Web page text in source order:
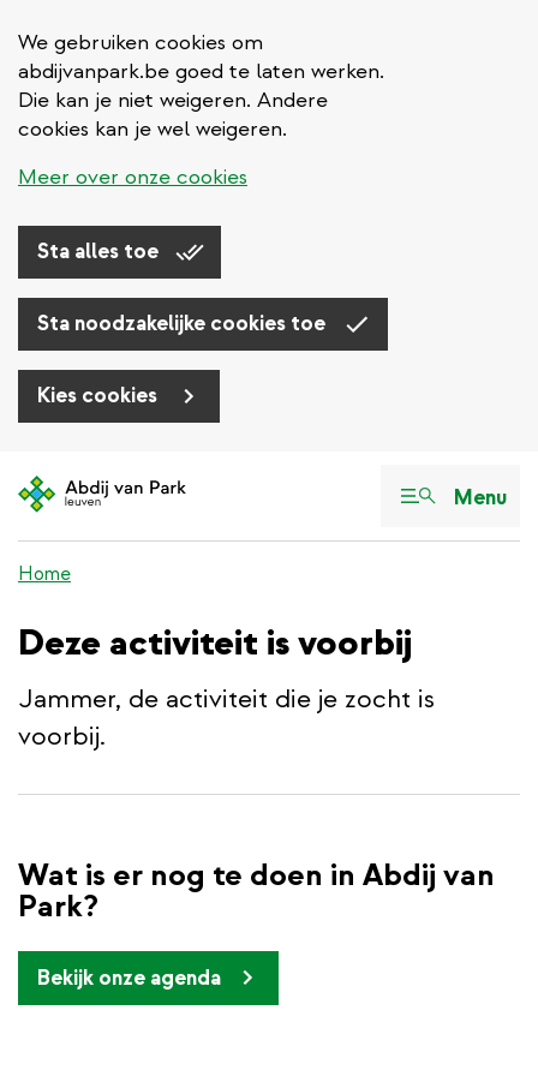
We gebruiken cookies om
abdijvanpark.be goed te laten werken.
Die kan je niet weigeren. Andere
cookies kan je wel weigeren.
Meer over onze cookies
Sta alles toe
Sta noodzakelijke cookies toe
Kies cookies
en
inhoud
Menu
Home
Deze activiteit is voorbij
Jammer, de activiteit die je zocht is
voorbij.
Wat is er nog te doen in Abdij van
Park?
Bekijk onze agenda